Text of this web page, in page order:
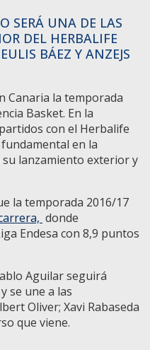
SERÁ UNA DE LAS
DEL HERBALIFE
BÁEZ Y ANZEJS
Canaria la temporada
Basket. En la
con el Herbalife
en la
lanzamiento exterior y
la temporada 2016/17
donde
Endesa con 8,9 puntos
Aguilar seguirá
se une a las
Oliver; Xavi Rabaseda
que viene.